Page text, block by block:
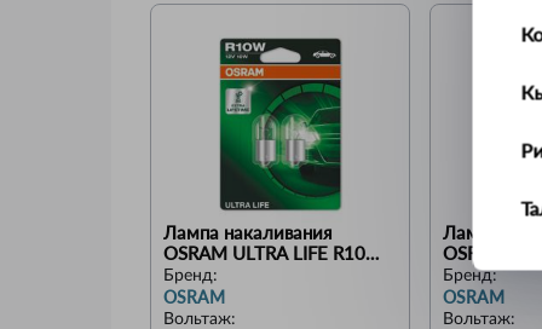
Лампа накаливания
OSRAM ULTRA LIFE R10W
12V 10W 3200Kбелая
Бренд:
OSRAM
Вольтаж:
Лампа
OSRAM
T4W 24V
Бренд:
OSRAM
Вольтаж: